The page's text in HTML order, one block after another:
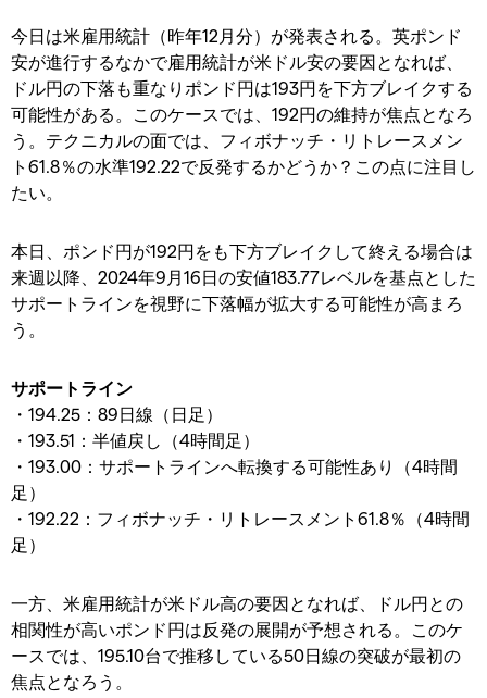
今日は米雇用統計（昨年12月分）が発表される。英ポンド
安が進行するなかで雇用統計が米ドル安の要因となれば、
ドル円の下落も重なりポンド円は193円を下方ブレイクする
可能性がある。このケースでは、192円の維持が焦点となろ
う。テクニカルの面では、フィボナッチ・リトレースメン
ト61.8％の水準192.22で反発するかどうか？この点に注目し
たい。
本日、ポンド円が192円をも下方ブレイクして終える場合は
来週以降、2024年9月16日の安値183.77レベルを基点とした
サポートラインを視野に下落幅が拡大する可能性が高まろ
う。
サポートライン
・194.25：89日線（日足）
・193.51：半値戻し（4時間足）
・193.00：サポートラインへ転換する可能性あり（4時間
足）
・192.22：フィボナッチ・リトレースメント61.8％（4時間
足）
一方、米雇用統計が米ドル高の要因となれば、ドル円との
相関性が高いポンド円は反発の展開が予想される。このケ
ースでは、195.10台で推移している50日線の突破が最初の
焦点となろう。